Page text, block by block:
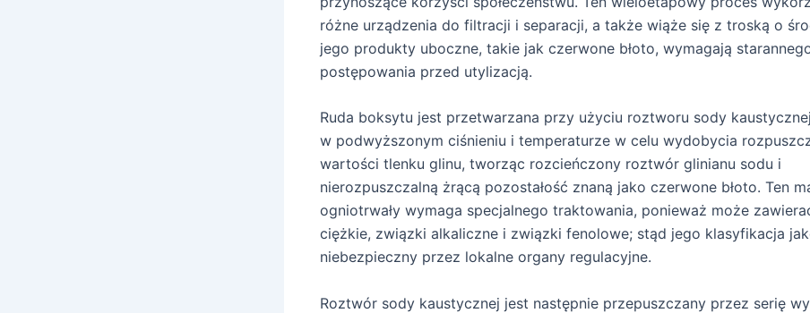
różne urządzenia do filtracji i separacji, a także wiąże się z troską o
jego produkty uboczne, takie jak czerwone błoto, wymagają
postępowania przed utylizacją.
Ruda boksytu jest przetwarzana przy użyciu roztworu sody
w podwyższonym ciśnieniu i temperaturze w celu wydobycia
wartości tlenku glinu, tworząc rozcieńczony roztwór glinianu sodu i
nierozpuszczalną żrącą pozostałość znaną jako czerwone błoto. Ten
ogniotrwały wymaga specjalnego traktowania, ponieważ może
ciężkie, związki alkaliczne i związki fenolowe; stąd jego klasyfikacja
niebezpieczny przez lokalne organy regulacyjne.
Roztwór sody kaustycznej jest następnie przepuszczany przez serię